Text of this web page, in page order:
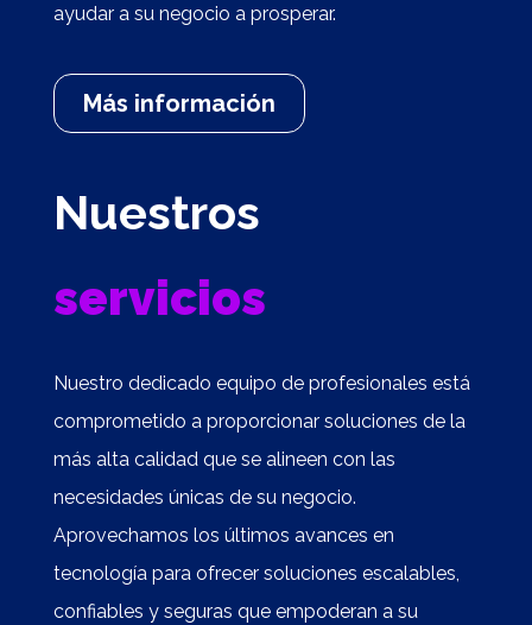
ayudar a su negocio a prosperar.
Más información
Nuestros
servicios
Nuestro dedicado equipo de profesionales está
comprometido a proporcionar soluciones de la
más alta calidad que se alineen con las
necesidades únicas de su negocio.
Aprovechamos los últimos avances en
tecnología para ofrecer soluciones escalables,
confiables y seguras que empoderan a su